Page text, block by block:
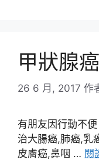
甲狀腺癌
26 6 月, 2017 作
有朋友因行動不
治大腸癌,肺癌,乳
皮膚癌,鼻咽 … 閱